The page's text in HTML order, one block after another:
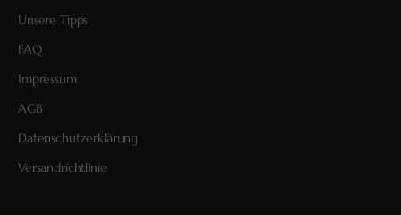
Unsere Tipps
FAQ
Impressum
AGB
Datenschutzerklärung
Versandrichtlinie